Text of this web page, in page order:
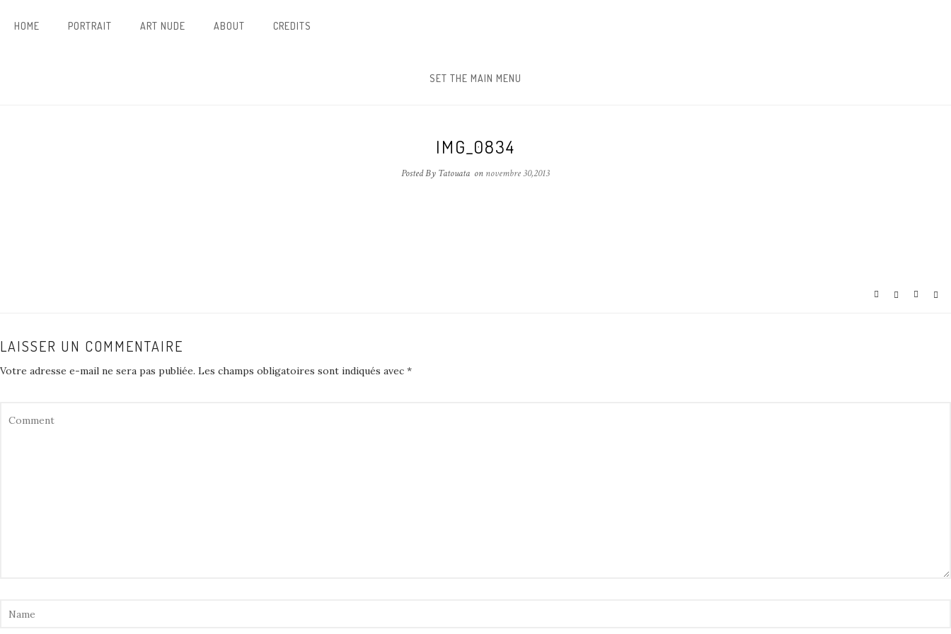
HOME PORTRAIT ART NUDE ABOUT CREDITS
SET THE MAIN MENU
IMG_0834
Posted By Tatouata on novembre 30,2013
LAISSER UN COMMENTAIRE
Votre adresse e-mail ne sera pas publiée. Les champs obligatoires sont indiqués avec *